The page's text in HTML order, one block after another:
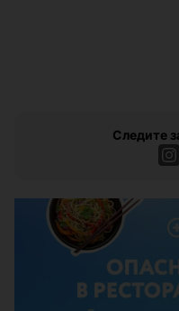
Следите